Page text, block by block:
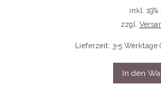
inkl. 19%
zzgl.
Lieferzeit: 3-5
In den